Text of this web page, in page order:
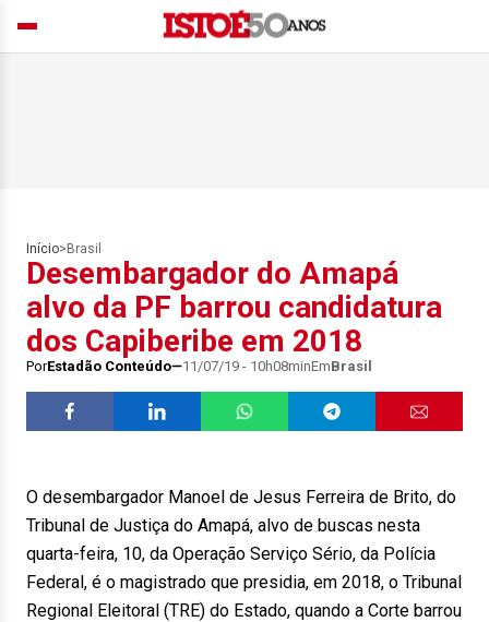
Início> Brasil
Desembargador do Amapá
alvo da PF barrou candidatura
dos Capiberibe em 2018
PorEstadão Conteúdo 11/07/19 - 10h08minEmBrasil
O desembargador Manoel de Jesus Ferreira de Brito, do
Tribunal de Justiça do Amapá, alvo de buscas nesta
quarta-feira, 10, da Operação Serviço Sério, da Polícia
Federal, é o magistrado que presidia, em 2018, o Tribunal
Regional Eleitoral (TRE) do Estado, quando a Corte barrou